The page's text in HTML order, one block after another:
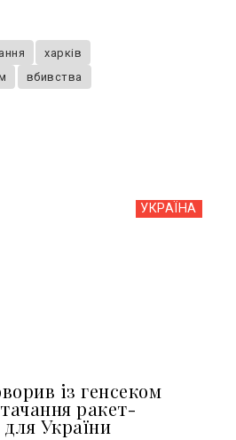
харків
вбивства
УКРАЇНА
із генсеком
ракет-
України